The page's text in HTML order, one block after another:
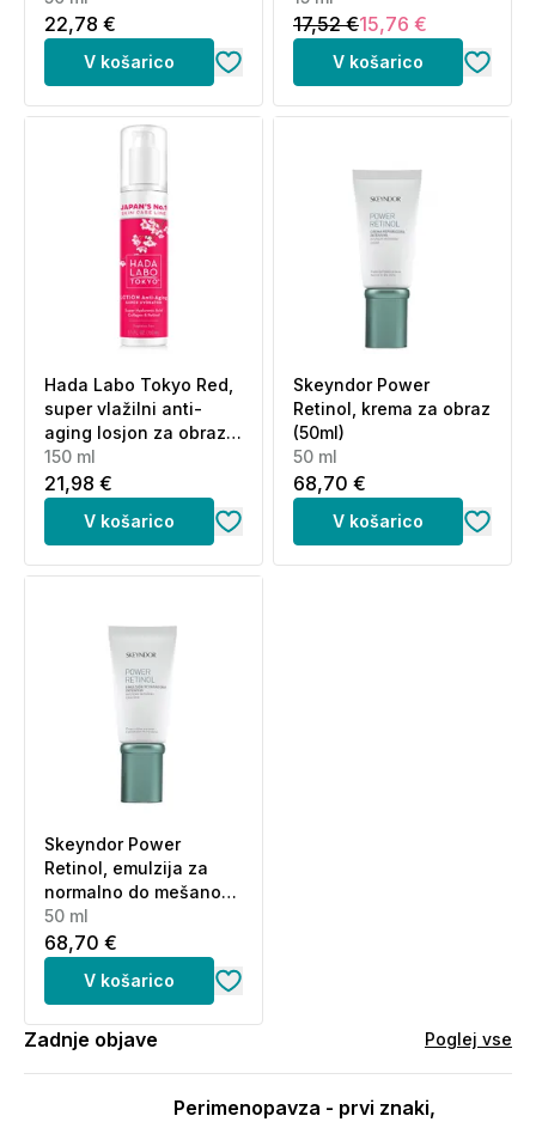
22,78 €
V košarico
17,52 €15,76 €
V košarico
Hada Labo Tokyo Red,
super vlažilni anti-
aging losjon za obraz
(150 ml)
150 ml
21,98 €
V košarico
Skeyndor Power
Retinol, krema za obraz
(50ml)
50 ml
68,70 €
V košarico
Skeyndor Power
Retinol, emulzija za
normalno do mešano
kožo (50 ml)
50 ml
68,70 €
V košarico
Zadnje objave Poglej vse
Perimenopavza - prvi znaki,